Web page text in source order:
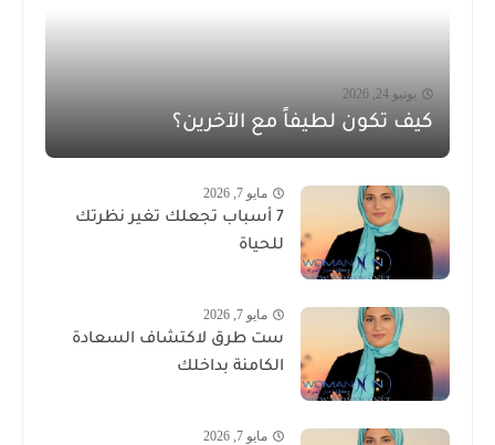
يونيو 24, 2026
كيف تكون لطيفاً مع الآخرين؟
مايو 7, 2026
7 أسباب تجعلك تغير نظرتك
للحياة
مايو 7, 2026
ست طرق لاكتشاف السعادة
الكامنة بداخلك
مايو 7, 2026